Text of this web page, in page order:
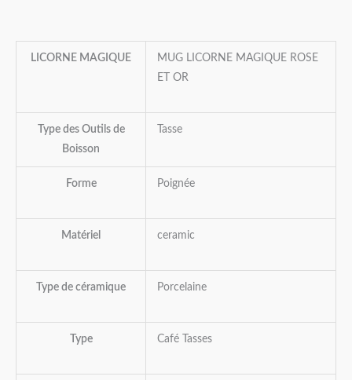
LICORNE MAGIQUE
MUG LICORNE MAGIQUE ROSE
ET OR
Type des Outils de
Boisson
Tasse
Forme Poignée
Matériel ceramic
Type de céramique Porcelaine
Type Café Tasses